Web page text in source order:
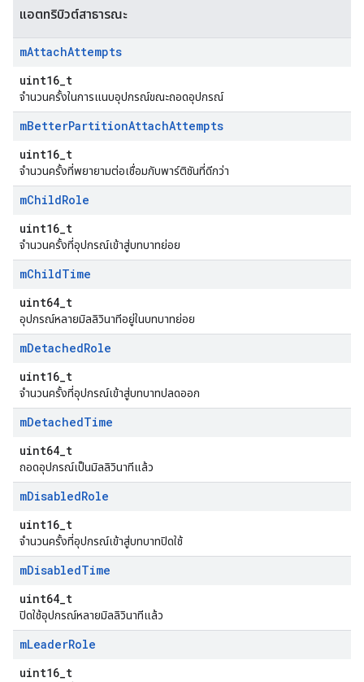
แอตทริบิวต์สาธารณะ
mAttachAttempts
uint16_t
จำนวนครั้งในการแนบอุปกรณ์ขณะถอดอุปกรณ์
mBetterPartitionAttachAttempts
uint16_t
จำนวนครั้งที่พยายามต่อเชื่อมกับพาร์ติชันที่ดีกว่า
mChildRole
uint16_t
จำนวนครั้งที่อุปกรณ์เข้าสู่บทบาทย่อย
mChildTime
uint64_t
อุปกรณ์หลายมิลลิวินาทีอยู่ในบทบาทย่อย
mDetachedRole
uint16_t
จำนวนครั้งที่อุปกรณ์เข้าสู่บทบาทปลดออก
mDetachedTime
uint64_t
ถอดอุปกรณ์เป็นมิลลิวินาทีแล้ว
mDisabledRole
uint16_t
จำนวนครั้งที่อุปกรณ์เข้าสู่บทบาทปิดใช้
mDisabledTime
uint64_t
ปิดใช้อุปกรณ์หลายมิลลิวินาทีแล้ว
mLeaderRole
uint16_t